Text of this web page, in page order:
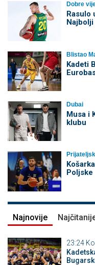
Dobre
Rasulo
Blistao
Kadeti
Dubai
Musa i
klubu
Poljske
Najnovije
23:24